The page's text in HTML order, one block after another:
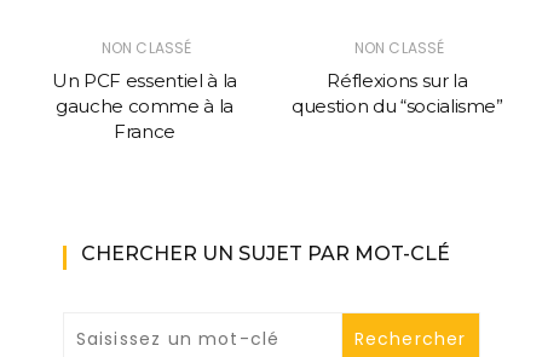
NON CLASSÉ
Un PCF essentiel à la
gauche comme à la
France
NON CLASSÉ
Réflexions sur la
question du “socialisme”
CHERCHER UN SUJET PAR MOT-CLÉ